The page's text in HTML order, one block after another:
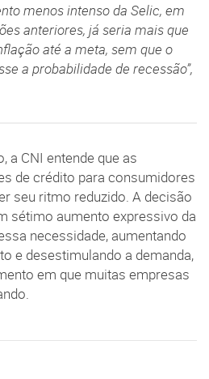
menos intenso da Selic, em
anteriores, já seria mais que
até a meta, sem que o
a probabilidade de recessão”,
a CNI entende que as
de crédito para consumidores
seu ritmo reduzido. A decisão
sétimo aumento expressivo da
necessidade, aumentando
e desestimulando a demanda,
em que muitas empresas